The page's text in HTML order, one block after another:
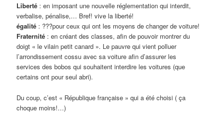
Liberté : en imposant une nouvelle réglementation qui interdit,
verbalise, pénalise,… Bref! vive la liberté!
égalité : ???pour ceux qui ont les moyens de changer de voiture!
Fraternité : en créant des classes, afin de pouvoir montrer du
doigt « le vilain petit canard ». Le pauvre qui vient polluer
l’arrondissement cossu avec sa voiture afin d’assurer les
services des bobos qui souhaitent interdire les voitures (que
certains ont pour seul abri).
Du coup, c’est « République française » qui a été choisi ( ça
choque moins!…)